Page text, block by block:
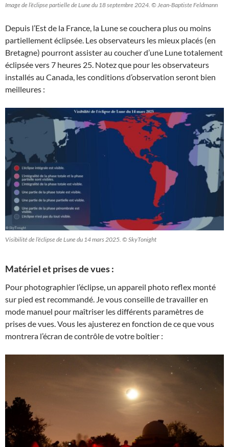
Image de l’éclipse partielle de Lune du 18 septembre 2024. © Jean-Baptiste Feldmann
Depuis l’Est de la France, la Lune se couchera plus ou moins
partiellement éclipsée. Les observateurs les mieux placés (en
Bretagne) pourront assister au coucher d’une Lune totalement
éclipsée vers 7 heures 25. Notez que pour les observateurs
installés au Canada, les conditions d’observation seront bien
meilleures :
Visibilité de l’éclipse de Lune du 14 mars 2025. © SkyTonight
Matériel et prises de vues :
Pour photographier l’éclipse, un appareil photo reflex monté
sur pied est recommandé. Je vous conseille de travailler en
mode manuel pour maîtriser les différents paramètres de
prises de vues. Vous les ajusterez en fonction de ce que vous
montrera l’écran de contrôle de votre boîtier :